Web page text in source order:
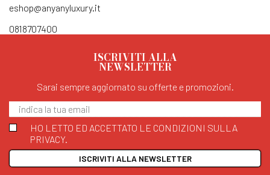
eshop@anyanyluxury.it
0818707400
ISCRIVITI ALLA
NEWSLETTER
Sarai sempre aggiornato su offerte e promozioni.
HO LETTO ED ACCETTATO LE CONDIZIONI SULLA
PRIVACY.
ISCRIVITI ALLA NEWSLETTER